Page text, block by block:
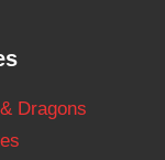
Dragons